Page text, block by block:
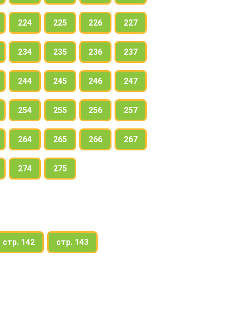
224 225 226 227
234 235 236 237
244 245 246 247
254 255 256 257
264 265 266 267
274 275
стр. 142 стр. 143